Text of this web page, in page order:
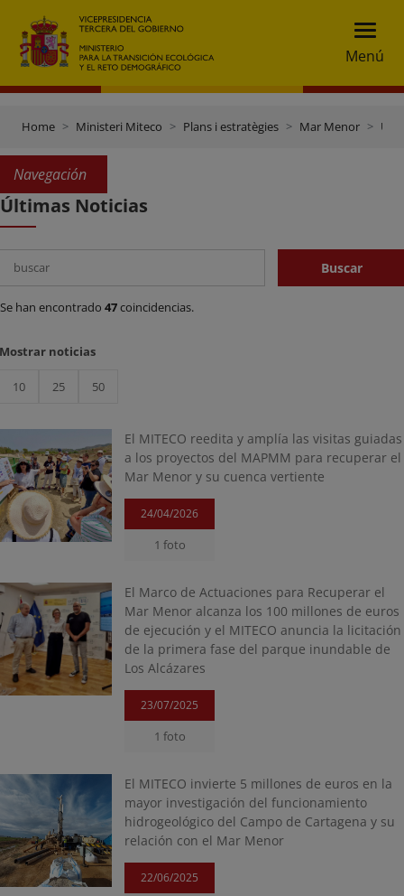
Menú
Home Ministeri Miteco Plans i estratègies Mar Menor Últimas Noticias
Navegación
Últimas Noticias
Buscar
Se han encontrado 47coincidencias.
El MITECO reedita y amplía las visitas guiadas
a los proyectos del MAPMM para recuperar el
Mar Menor y su cuenca vertiente
24/04/2026
1 foto
El Marco de Actuaciones para Recuperar el
Mar Menor alcanza los 100 millones de euros
de ejecución y el MITECO anuncia la licitación
de la primera fase del parque inundable de
Los Alcázares
23/07/2025
1 foto
El MITECO invierte 5 millones de euros en la
mayor investigación del funcionamiento
hidrogeológico del Campo de Cartagena y su
relación con el Mar Menor
22/06/2025
noticias
10 25 50